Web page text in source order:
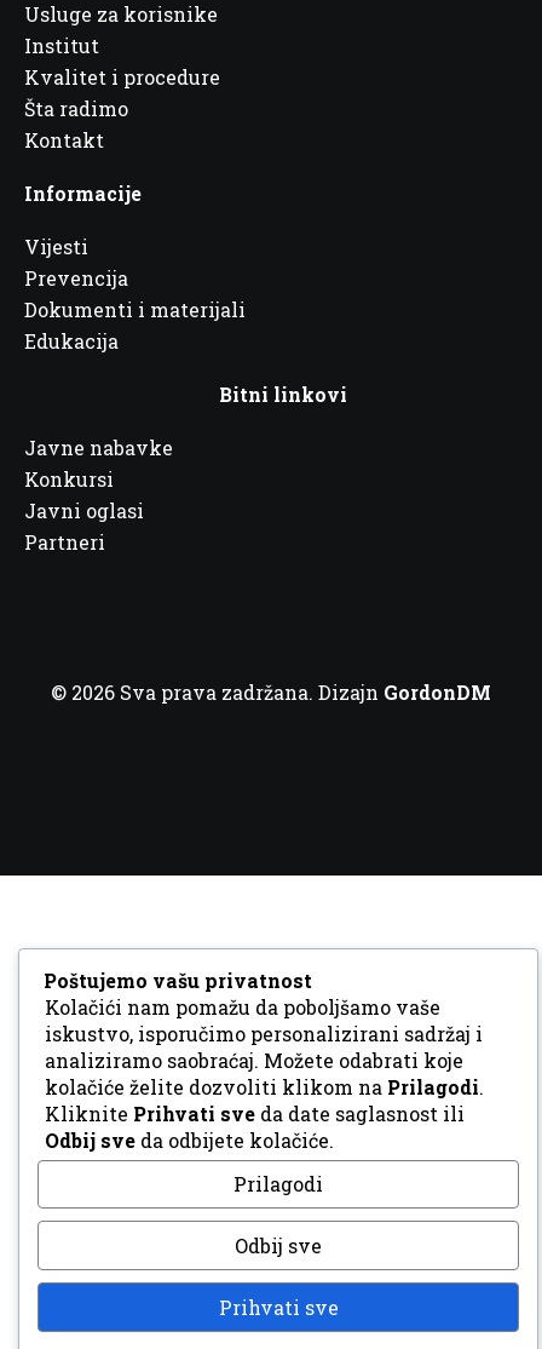
Usluge za korisnike
Institut
Kvalitet i procedure
Šta radimo
Kontakt
Informacije
Vijesti
Prevencija
Dokumenti i materijali
Edukacija
Bitni linkovi
Javne nabavke
Konkursi
Javni oglasi
Partneri
© 2026 Sva prava zadržana. Dizajn GordonDM
Poštujemo vašu privatnost
Kolačići nam pomažu da poboljšamo vaše
iskustvo, isporučimo personalizirani sadržaj i
analiziramo saobraćaj. Možete odabrati koje
kolačiće želite dozvoliti klikom na Prilagodi.
Kliknite Prihvati sve da date saglasnost ili
Odbij sve da odbijete kolačiće.
Prilagodi
Odbij sve
Prihvati sve